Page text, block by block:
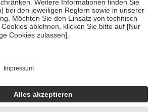
dass es sich um echte Bewertungen
hc/de/articles/4419944605341
wurden unter Zuhilfenahme künstlicher